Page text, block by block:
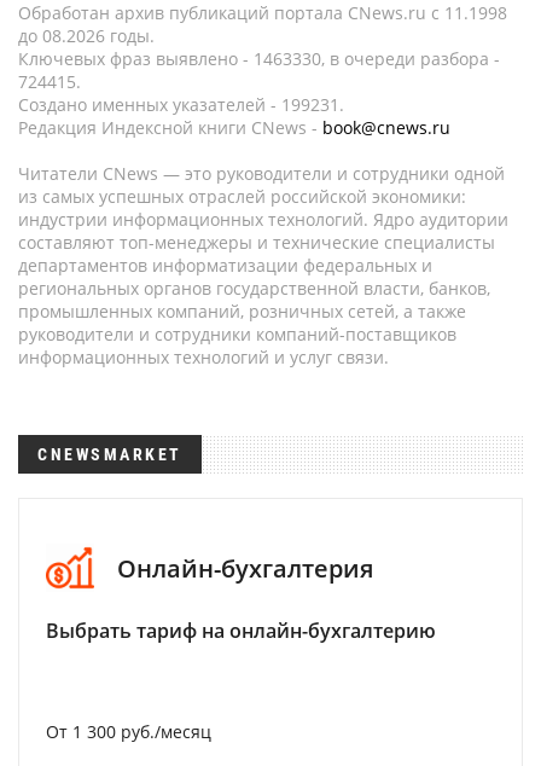
Обработан архив публикаций портала CNews.ru c 11.1998
до 08.2026 годы.
Ключевых фраз выявлено - 1463330, в очереди разбора -
724415.
Создано именных указателей - 199231.
Редакция Индексной книги CNews - book@cnews.ru
Читатели CNews — это руководители и сотрудники одной
из самых успешных отраслей российской экономики:
индустрии информационных технологий. Ядро аудитории
составляют топ-менеджеры и технические специалисты
департаментов информатизации федеральных и
региональных органов государственной власти, банков,
промышленных компаний, розничных сетей, а также
руководители и сотрудники компаний-поставщиков
информационных технологий и услуг связи.
CNEWSMARKET
Онлайн-бухгалтерия
Выбрать тариф на онлайн-бухгалтерию
От 1 300 руб./месяц